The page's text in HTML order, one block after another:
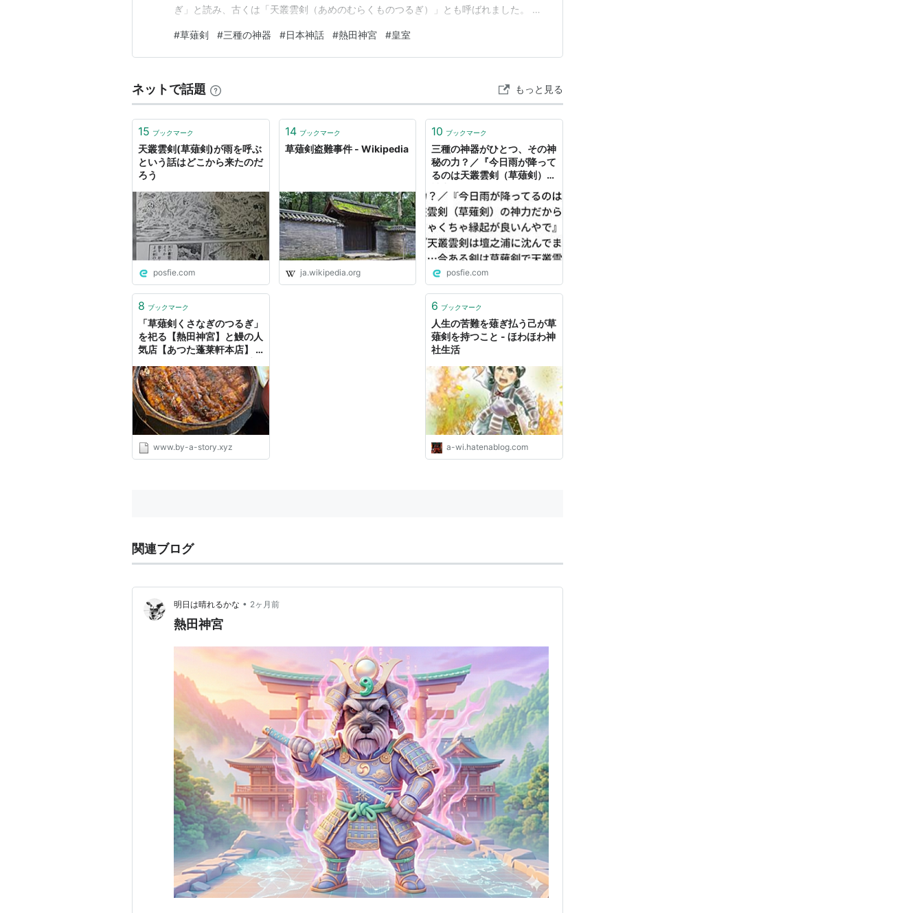
ぎ」と読み、古くは「天叢雲剣（あめのむらくものつるぎ）」とも呼ばれました。 こ
オロチ神話の詳細 草薙剣の別名「天叢雲剣」との関係 草薙剣の形状・素材に関する推
測 熱田神宮に祀られる理由と現在の所在 壇ノ浦での…
#草薙剣 #三種の神器 #日本神話 #熱田神宮 #皇室
ネットで話題 もっと見る
15 ブックマーク
天叢雲剣(草薙剣)が雨を呼ぶ
という話はどこから来たのだ
ろう
posfie.com
14 ブックマーク
草薙剣盗難事件 - Wikipedia
ja.wikipedia.org
10 ブックマーク
三種の神器がひとつ、その神
秘の力？／『今日雨が降って
るのは天叢雲剣（草薙剣）の
が良いんやで』に『天叢雲剣
は壇之浦に沈んでますよ…今
ある剣は草薙剣で天叢雲剣と
は別物です』というツッコミ
も
posfie.com
8 ブックマーク
「草薙剣くさなぎのつるぎ」
を祀る【熱田神宮】と鰻の人
気店【あつた蓬莱軒本店】 -
www.by-a-story.xyz
6 ブックマーク
人生の苦難を薙ぎ払う己が草
薙剣を持つこと - ほわほわ神
社生活
a-wi.hatenablog.com
関連ブログ
明日は晴れるかな • 2ヶ月前
熱田神宮